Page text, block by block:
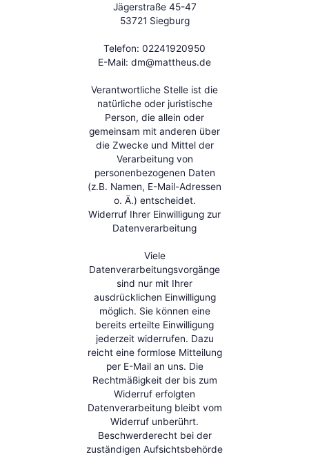
Jägerstraße 45-47
53721 Siegburg
Telefon: 02241920950
E-Mail: dm@mattheus.de
Verantwortliche Stelle ist die
natürliche oder juristische
Person, die allein oder
gemeinsam mit anderen über
die Zwecke und Mittel der
Verarbeitung von
personenbezogenen Daten
(z.B. Namen, E-Mail-Adressen
o. Ä.) entscheidet.
Widerruf Ihrer Einwilligung zur
Datenverarbeitung
Viele
Datenverarbeitungsvorgänge
sind nur mit Ihrer
ausdrücklichen Einwilligung
möglich. Sie können eine
bereits erteilte Einwilligung
jederzeit widerrufen. Dazu
reicht eine formlose Mitteilung
per E-Mail an uns. Die
Rechtmäßigkeit der bis zum
Widerruf erfolgten
Datenverarbeitung bleibt vom
Widerruf unberührt.
Beschwerderecht bei der
zuständigen Aufsichtsbehörde